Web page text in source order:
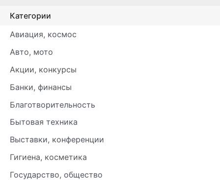
Категории
Авиация, космос
Авто, мото
Акции, конкурсы
Банки, финансы
Благотворительность
Бытовая техника
Выставки, конференции
Гигиена, косметика
Государство, общество